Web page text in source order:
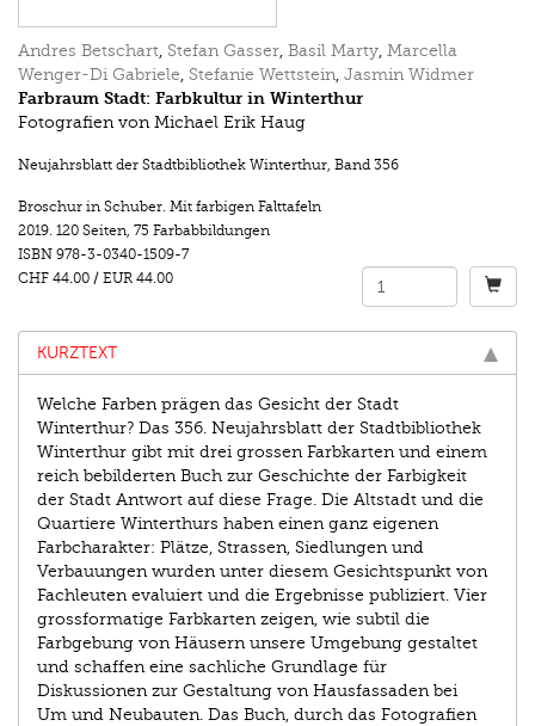
Andres Betschart, Stefan Gasser, Basil Marty, Marcella
Wenger-Di Gabriele, Stefanie Wettstein, Jasmin Widmer
Farbraum Stadt: Farbkultur in Winterthur
Fotografien von Michael Erik Haug
Neujahrsblatt der Stadtbibliothek Winterthur, Band 356
Broschur in Schuber. Mit farbigen Falttafeln
2019. 120 Seiten, 75 Farbabbildungen
ISBN 978-3-0340-1509-7
CHF 44.00 / EUR 44.00
KURZTEXT
Welche Farben prägen das Gesicht der Stadt
Winterthur? Das 356. Neujahrsblatt der Stadtbibliothek
Winterthur gibt mit drei grossen Farbkarten und einem
reich bebilderten Buch zur Geschichte der Farbigkeit
der Stadt Antwort auf diese Frage. Die Altstadt und die
Quartiere Winterthurs ha­ben einen ganz eigenen
Farbcharakter: Plätze, Strassen, Siedlungen und
Verbauungen wurden unter diesem Gesichtspunkt von
Fachleu­ten evaluiert und die Ergebnisse publiziert. Vier
grossformatige Farbkarten zeigen, wie subtil die
Farbgebung von Häusern unsere Umgebung gestaltet
und schaffen eine sachliche Grundlage für
Diskussionen zur Gestaltung von Hausfassaden bei
Um­ und Neubauten. Das Buch, durch das Fotografien